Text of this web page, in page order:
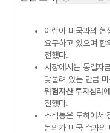
이란이 미국과의
요구하고 있으며
전했다.
시장에서는 동결자
맞물려 있는 만큼
위험자산 투자심리
전했다.
소식통은 도하에서
논의가 미국 측과